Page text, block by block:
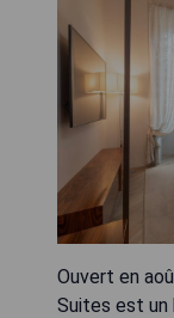
Ouvert en
Suites est